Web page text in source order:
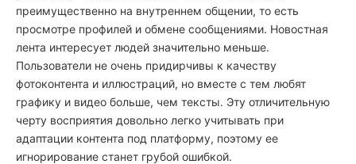
преимущественно на внутреннем общении, то есть
просмотре профилей и обмене сообщениями. Новостная
лента интересует людей значительно меньше.
Пользователи не очень придирчивы к качеству
фотоконтента и иллюстраций, но вместе с тем любят
графику и видео больше, чем тексты. Эту отличительную
черту восприятия довольно легко учитывать при
адаптации контента под платформу, поэтому ее
игнорирование станет грубой ошибкой.